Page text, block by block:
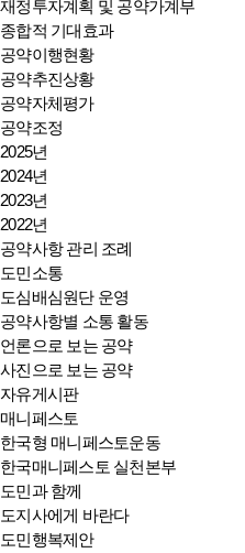
재정투자계획 및 공약가계부
종합적 기대효과
공약이행현황
공약추진상황
공약자체평가
공약조정
2025년
2024년
2023년
2022년
공약사항 관리 조례
도민소통
도심배심원단 운영
공약사항별 소통 활동
언론으로 보는 공약
사진으로 보는 공약
자유게시판
매니페스토
한국형 매니페스토운동
한국매니페스토 실천본부
도민과 함께
도지사에게 바란다
도민행복제안